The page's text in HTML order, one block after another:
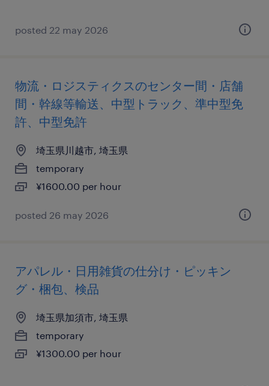
posted 22 may 2026
物流・ロジスティクスのセンター間・店舗
間・幹線等輸送、中型トラック、準中型免
許、中型免許
埼玉県川越市, 埼玉県
temporary
¥1600.00 per hour
posted 26 may 2026
アパレル・日用雑貨の仕分け・ピッキン
グ・梱包、検品
埼玉県加須市, 埼玉県
temporary
¥1300.00 per hour